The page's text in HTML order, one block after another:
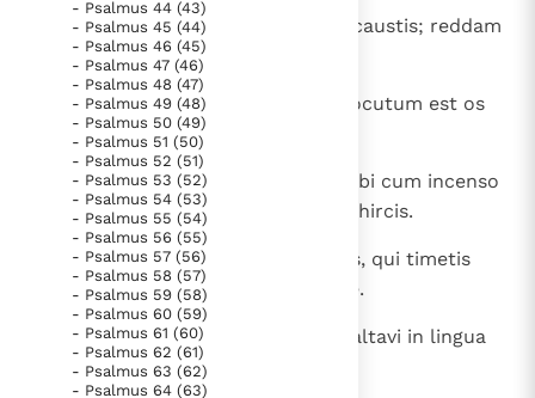
- Psalmus 44 (43)
- Psalmus 45 (44)
- Psalmus 46 (45)
- Psalmus 47 (46)
- Psalmus 48 (47)
- Psalmus 49 (48)
- Psalmus 50 (49)
- Psalmus 51 (50)
- Psalmus 52 (51)
- Psalmus 53 (52)
- Psalmus 54 (53)
- Psalmus 55 (54)
- Psalmus 56 (55)
- Psalmus 57 (56)
- Psalmus 58 (57)
- Psalmus 59 (58)
- Psalmus 60 (59)
- Psalmus 61 (60)
- Psalmus 62 (61)
- Psalmus 63 (62)
- Psalmus 64 (63)
Introibo in domum tuam in holocaustis; reddam
tibi vota mea,
quae protulerunt labia mea, et locutum est os
meum in tribulatione mea.
Holocausta medullata offeram tibi cum incenso
arietum, offeram tibi boves cum hircis.
Venite, audite, et narrabo, omnes, qui timetis
Deum, quanta fecit animae meae.
Ad ipsum ore meo clamavi et exaltavi in lingua
mea.